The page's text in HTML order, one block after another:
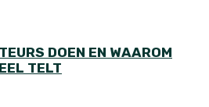
DOEN EN WAAROM
TELT